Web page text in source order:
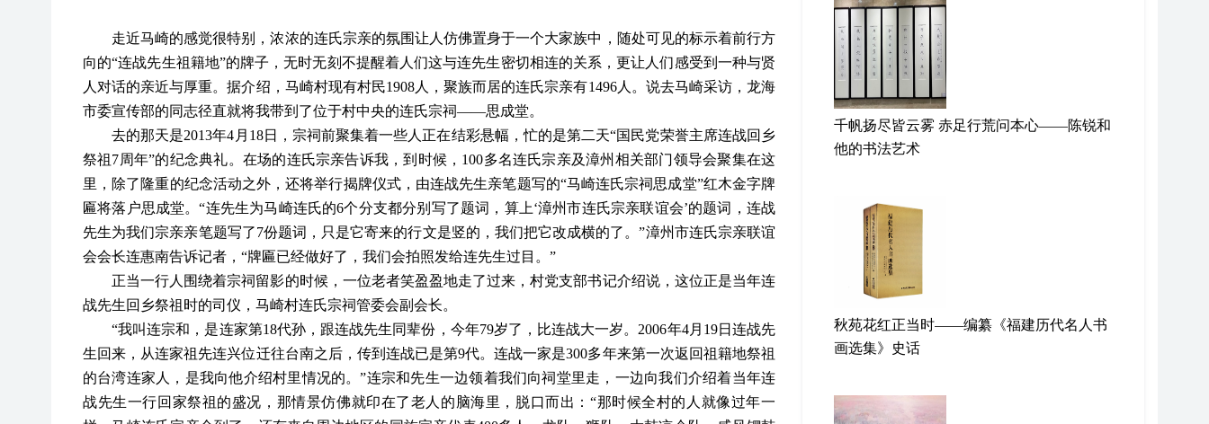
走近马崎的感觉很特别，浓浓的连氏宗亲的氛围让人仿佛置身于一个大家族中，随处可见的标示着前行方
向的“连战先生祖籍地”的牌子，无时无刻不提醒着人们这与连先生密切相连的关系，更让人们感受到一种与贤
人对话的亲近与厚重。据介绍，马崎村现有村民1908人，聚族而居的连氏宗亲有1496人。说去马崎采访，龙海
市委宣传部的同志径直就将我带到了位于村中央的连氏宗祠——思成堂。
去的那天是2013年4月18日，宗祠前聚集着一些人正在结彩悬幅，忙的是第二天“国民党荣誉主席连战回乡
祭祖7周年”的纪念典礼。在场的连氏宗亲告诉我，到时候，100多名连氏宗亲及漳州相关部门领导会聚集在这
里，除了隆重的纪念活动之外，还将举行揭牌仪式，由连战先生亲笔题写的“马崎连氏宗祠思成堂”红木金字牌
匾将落户思成堂。“连先生为马崎连氏的6个分支都分别写了题词，算上‘漳州市连氏宗亲联谊会’的题词，连战
先生为我们宗亲亲笔题写了7份题词，只是它寄来的行文是竖的，我们把它改成横的了。”漳州市连氏宗亲联谊
会会长连惠南告诉记者，“牌匾已经做好了，我们会拍照发给连先生过目。”
正当一行人围绕着宗祠留影的时候，一位老者笑盈盈地走了过来，村党支部书记介绍说，这位正是当年连
战先生回乡祭祖时的司仪，马崎村连氏宗祠管委会副会长。
“我叫连宗和，是连家第18代孙，跟连战先生同辈份，今年79岁了，比连战大一岁。2006年4月19日连战先
生回来，从连家祖先连兴位迁往台南之后，传到连战已是第9代。连战一家是300多年来第一次返回祖籍地祭祖
的台湾连家人，是我向他介绍村里情况的。”连宗和先生一边领着我们向祠堂里走，一边向我们介绍着当年连
战先生一行回家祭祖的盛况，那情景仿佛就印在了老人的脑海里，脱口而出：“那时候全村的人就像过年一
千帆扬尽皆云雾 赤足行荒问本心——陈锐和
他的书法艺术
秋苑花红正当时——编纂《福建历代名人书
画选集》史话